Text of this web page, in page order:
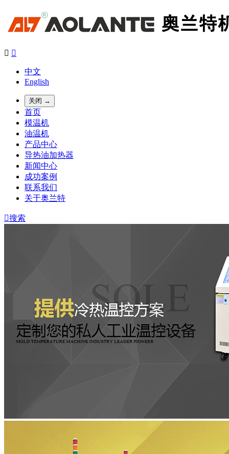
 
中文
English
关闭 →
首页
模温机
油温机
产品中心
导热油加热器
新闻中心
成功案例
联系我们
关于奥兰特
搜索